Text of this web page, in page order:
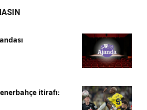
itirafı: